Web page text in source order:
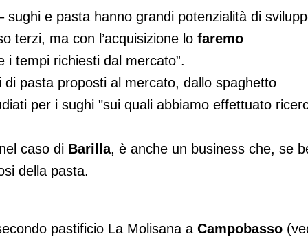
sughi e pasta hanno grandi potenzialità di
terzi, ma con l’acquisizione lo faremo
i tempi richiesti dal mercato”.
pasta proposti al mercato, dallo spaghetto
per i sughi "sui quali abbiamo effettuato
caso di Barilla, è anche un business che, se
della pasta.
pastificio La Molisana a Campobasso